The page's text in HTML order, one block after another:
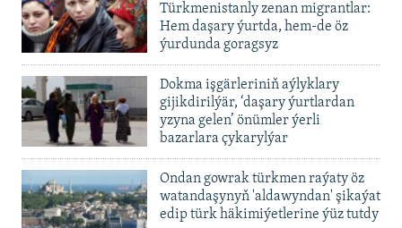
Türkmenistanly zenan migrantlar:
Hem daşary ýurtda, hem-de öz
ýurdunda goragsyz
Dokma işgärleriniň aýlyklary
gijikdirilýär, ‘daşary ýurtlardan
yzyna gelen’ önümler ýerli
bazarlara çykarylýar
Ondan gowrak türkmen raýaty öz
watandaşynyň 'aldawyndan' şikaýat
edip türk häkimiýetlerine ýüz tutdy